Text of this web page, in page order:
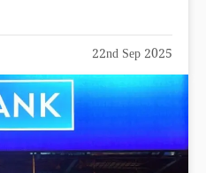
22nd Sep 2025